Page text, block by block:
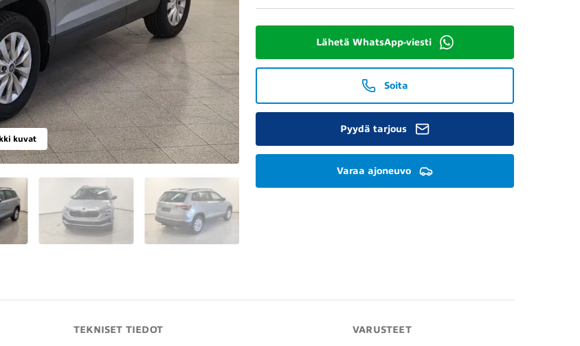
kuvat
Lähetä WhatsApp-viesti
Soita
Pyydä tarjous
Varaa ajoneuvo
TEKNISET TIEDOT VARUSTEET